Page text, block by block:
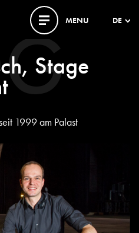
MENU DE
Stage
1999 am Palast